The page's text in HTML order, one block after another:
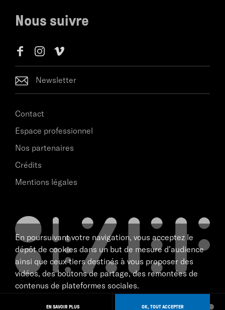
NAVIGATION
Nous suivre
Newsletter
Contact
Espace professionnel
Nos partenaires
Crédits
Mentions légales
scène nationale de Marseille
En poursuivant votre navigation, vous acceptez le
dépôt de cookies dans un but de mesure d’audience
ainsi que ceux tiers destinés à vous proposer des
vidéos, des boutons de partage, des remontées de
contenus de plateformes sociales.
EN SAVOIR PLUS OK, TOUT ACCEPTER